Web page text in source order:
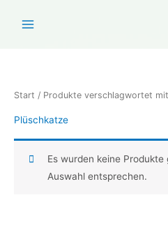
Inhalt
Start / Produkte verschlagwortet mit
Plüschkatze
Es wurden keine
Auswahl entsprechen.